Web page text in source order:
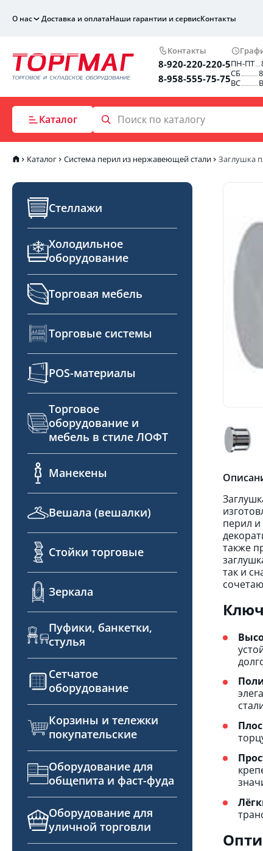
О нас Доставка и оплатаНаши гарантии и сервисКонтакты
Контакты
8-920-220-220-5
8-958-555-75-75
ПН-ПТ
СБ
ВС
Каталог
Каталог Система перил из нержавеющей стали Заглушка
Стеллажи
Холодильное
оборудование
Торговая мебель
Торговые системы
POS-материалы
Торговое
оборудование и
мебель в стиле ЛОФТ
Манекены
Вешала (вешалки)
Стойки торговые
Зеркала
Пуфики, банкетки,
стулья
Сетчатое
оборудование
Корзины и тележки
покупательские
Оборудование для
общепита и фаст-фуда
Оборудование для
уличной торговли
перил
также
так и